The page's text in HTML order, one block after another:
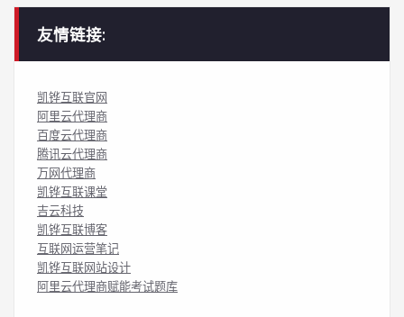
友情链接:
凯铧互联官网
阿里云代理商
百度云代理商
腾讯云代理商
万网代理商
凯铧互联课堂
吉云科技
凯铧互联博客
互联网运营笔记
凯铧互联网站设计
阿里云代理商赋能考试题库